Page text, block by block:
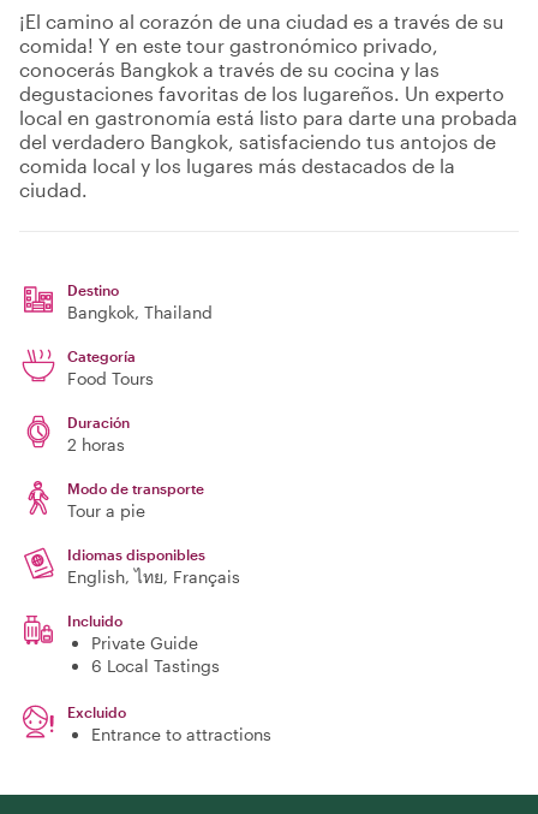
¡El camino al corazón de una ciudad es a través de su
comida! Y en este tour gastronómico privado,
conocerás Bangkok a través de su cocina y las
degustaciones favoritas de los lugareños. Un experto
local en gastronomía está listo para darte una probada
del verdadero Bangkok, satisfaciendo tus antojos de
comida local y los lugares más destacados de la
ciudad.
Destino
Bangkok, Thailand
Categoría
Food Tours
Duración
2 horas
Modo de transporte
Tour a pie
Idiomas disponibles
English, ไทย, Français
Incluido
Private Guide
6 Local Tastings
Excluido
Entrance to attractions